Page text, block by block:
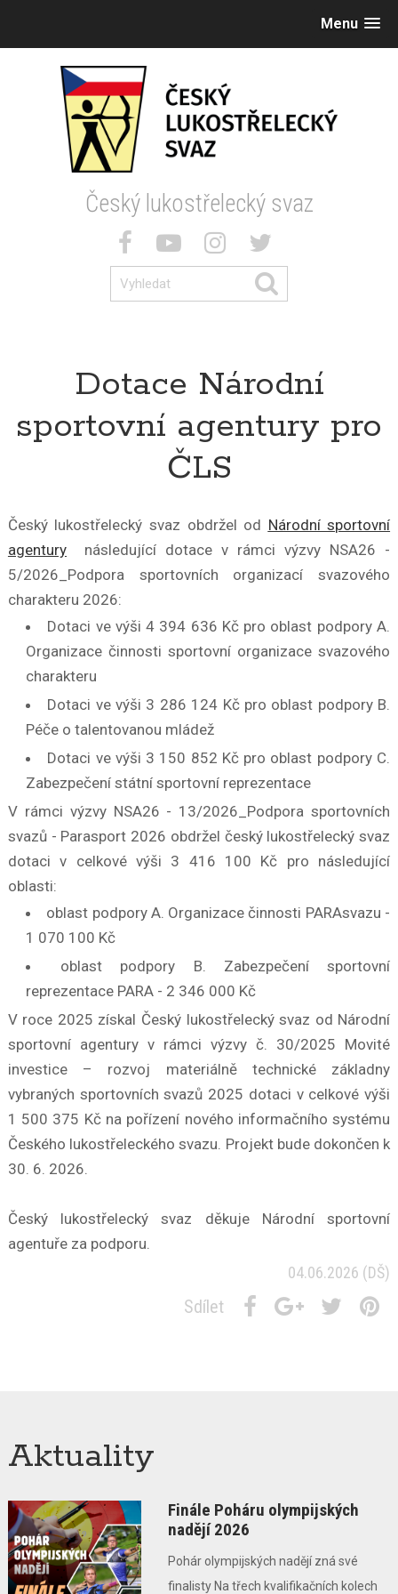
Menu
Český lukostřelecký svaz
Dotace Národní
sportovní agentury pro
ČLS
Český lukostřelecký svaz obdržel od Národní sportovní
agenturynásledující dotace v rámci výzvy NSA26 -
5/2026_Podpora sportovních organizací svazového
charakteru 2026:
Dotaci ve výši 4 394 636 Kč pro oblast podpory A.
Organizace činnosti sportovní organizace svazového
charakteru
Dotaci ve výši 3 286 124 Kč pro oblast podpory B.
Péče o talentovanou mládež
Dotaci ve výši 3 150 852 Kč pro oblast podpory C.
Zabezpečení státní sportovní reprezentace
V rámci výzvy NSA26 - 13/2026_Podpora sportovních
svazů - Parasport 2026 obdržel český lukostřelecký svaz
dotaci v celkové výši 3 416 100 Kč pro následující
oblasti:
oblast podpory A. Organizace činnosti PARAsvazu -
1 070 100 Kč
oblast podpory B. Zabezpečení sportovní
reprezentace PARA - 2 346 000 Kč
V roce 2025 získal Český lukostřelecký svaz od Národní
sportovní agentury v rámci výzvy č. 30/2025 Movité
investice – rozvoj materiálně technické základny
vybraných sportovních svazů 2025 dotaci v celkové výši
1 500 375 Kč na pořízení nového informačního systému
Českého lukostřeleckého svazu. Projekt bude dokončen k
30. 6. 2026.
Český lukostřelecký svaz děkuje Národní sportovní
agentuře za podporu.
04.06.2026 (DŠ)
Sdílet
Aktuality
Finále Poháru olympijských
nadějí 2026
Pohár olympijských nadějí zná své
finalisty Na třech kvalifikačních kolech